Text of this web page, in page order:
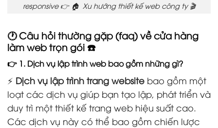
responsive 👉 🏠 Xu hướng thiết kế web công ty 🎬
🕐 Câu hỏi thường gặp (faq) về cửa hàng
làm web trọn gói ☎️
👉 1. Dịch vụ lập trình web bao gồm những gì?
⚡ Dịch vụ lập trình trang website bao gồm một
loạt các dịch vụ giúp bạn tạo lập, phát triển và
duy trì một thiết kế trang web hiệu suất cao.
Các dịch vụ này có thể bao gồm chiến lược